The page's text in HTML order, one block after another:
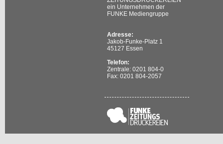
ein Unternehmen der
FUNKE Mediengruppe
Adresse:
Jakob-Funke-Platz 1
45127 Essen
Telefon:
Zentrale: 0201 804-0
Fax: 0201 804-2057